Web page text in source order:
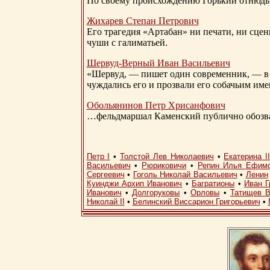
Жихарев Степан Петрович
Его трагедия «Артабан» ни печати, ни
чуши с галиматьей.
Шервуд-Верный Иван Васильевич
«Шервуд, — пишет один современник, — в
чуждались его и прозвали его собачьим
Обольянинов Петр Хрисанфович
…фельдмаршал Каменский публично
Петр I •Толстой Лев Николаевич • Екатерина II
Васильевич • Рюриковичи •
Репин Илья
Сергеевич • Гоголь Николай Васильевич • Ленин
Куинджи Архип Иванович • Багратионы • Иван
Иванович •Долгоруковы •Орловы • Татищев
Николай II
• Белинский Виссарион Григорьевич •